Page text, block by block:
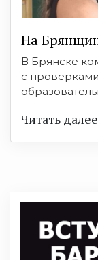
На
В Брянске
с
Читать далее